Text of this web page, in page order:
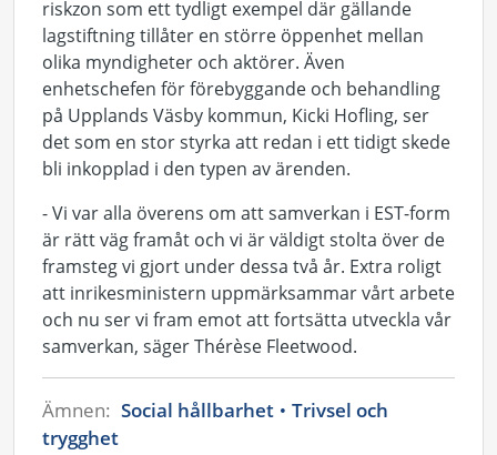
riskzon som ett tydligt exempel där gällande
lagstiftning tillåter en större öppenhet mellan
olika myndigheter och aktörer. Även
enhetschefen för förebyggande och behandling
på Upplands Väsby kommun, Kicki Hofling, ser
det som en stor styrka att redan i ett tidigt skede
bli inkopplad i den typen av ärenden.
- Vi var alla överens om att samverkan i EST-form
är rätt väg framåt och vi är väldigt stolta över de
framsteg vi gjort under dessa två år. Extra roligt
att inrikesministern uppmärksammar vårt arbete
och nu ser vi fram emot att fortsätta utveckla vår
samverkan, säger Thérèse Fleetwood.
Ämnen: Social hållbarhet
Trivsel och
trygghet